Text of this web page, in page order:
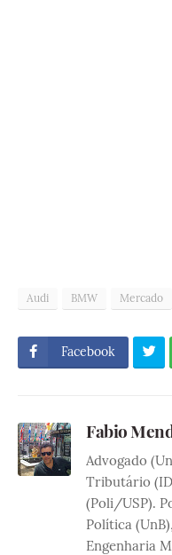
Audi BMW Mercado
Facebook
Fabio
Advogado
Tributário
(Poli/USP).
Política
Engenharia